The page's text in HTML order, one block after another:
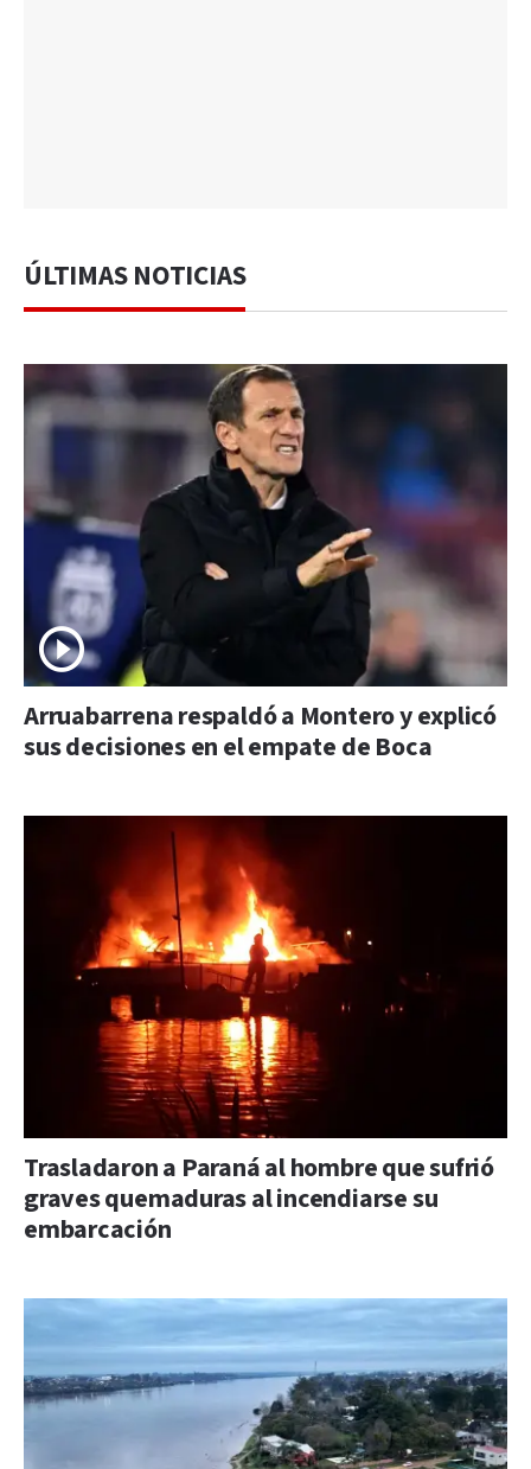
ÚLTIMAS NOTICIAS
Arruabarrena respaldó a Montero y explicó
sus decisiones en el empate de Boca
Trasladaron a Paraná al hombre que sufrió
graves quemaduras al incendiarse su
embarcación